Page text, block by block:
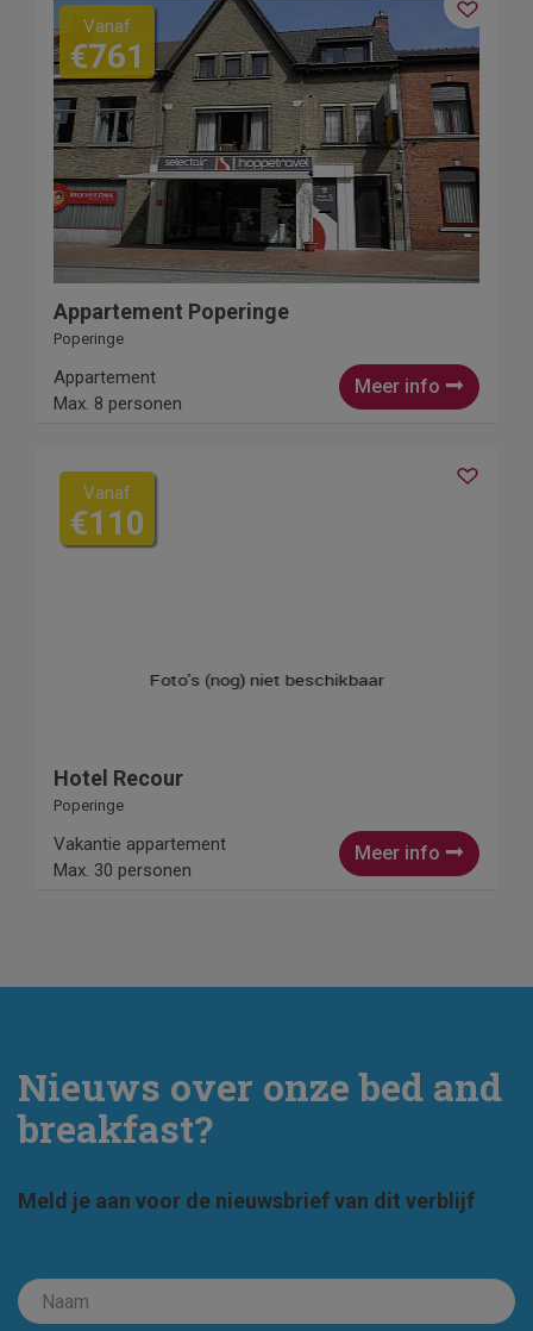
Vanaf
€761
Appartement Poperinge
Poperinge
Meer info
Appartement
Max. 8 personen
Vanaf
€110
Hotel Recour
Poperinge
Meer info
Vakantie appartement
Max. 30 personen
Nieuws over onze bed and
breakfast?
Meld je aan voor de nieuwsbrief van dit verblijf